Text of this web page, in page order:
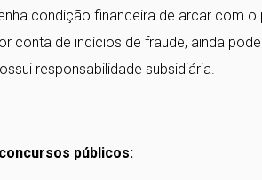
condição financeira de arcar com o
conta de indícios de fraude, ainda
responsabilidade subsidiária.
públicos: